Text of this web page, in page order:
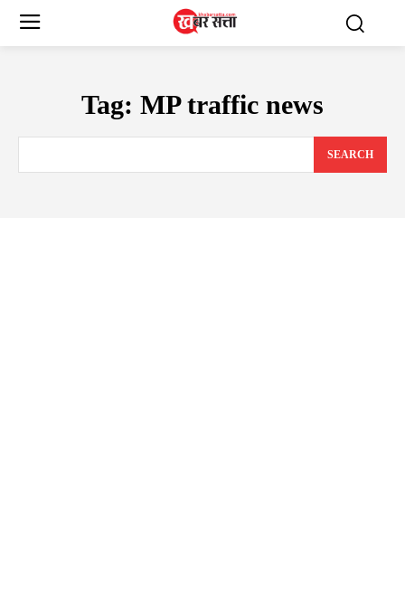
Tag: MP traffic news
SEARCH